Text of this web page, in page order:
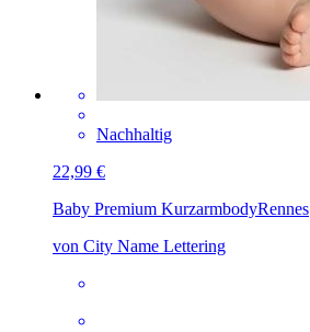
Nachhaltig
22,99 €
Baby Premium KurzarmbodyRennes
von City Name Lettering